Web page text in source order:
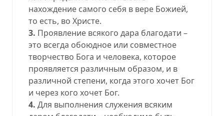
нахождение самого себя в вере Божией,
то есть, во Христе.
3. Проявление всякого дара благодати –
это всегда обоюдное или совместное
творчество Бога и человека, которое
проявляется различным образом, и в
различной степени, когда этого хочет Бог
и через кого хочет Бог.
4. Для выполнения служения всяким